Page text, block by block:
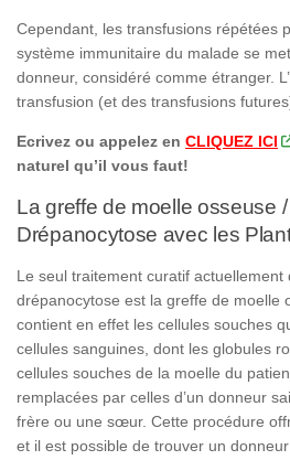
Cependant, les transfusions répétées
système immunitaire du malade se
donneur, considéré comme étranger.
transfusion (et des transfusions
Ecrivez ou appelez en CLIQUEZ ICI
naturel qu’il vous faut!
La greffe de moelle osseuse
Drépanocytose avec les
Le seul traitement curatif actuellement
drépanocytose est la greffe de moelle
contient en effet les cellules souches
cellules sanguines, dont les globules
cellules souches de la moelle du
remplacées par celles d’un donneur
frère ou une sœur. Cette procédure
et il est possible de trouver un